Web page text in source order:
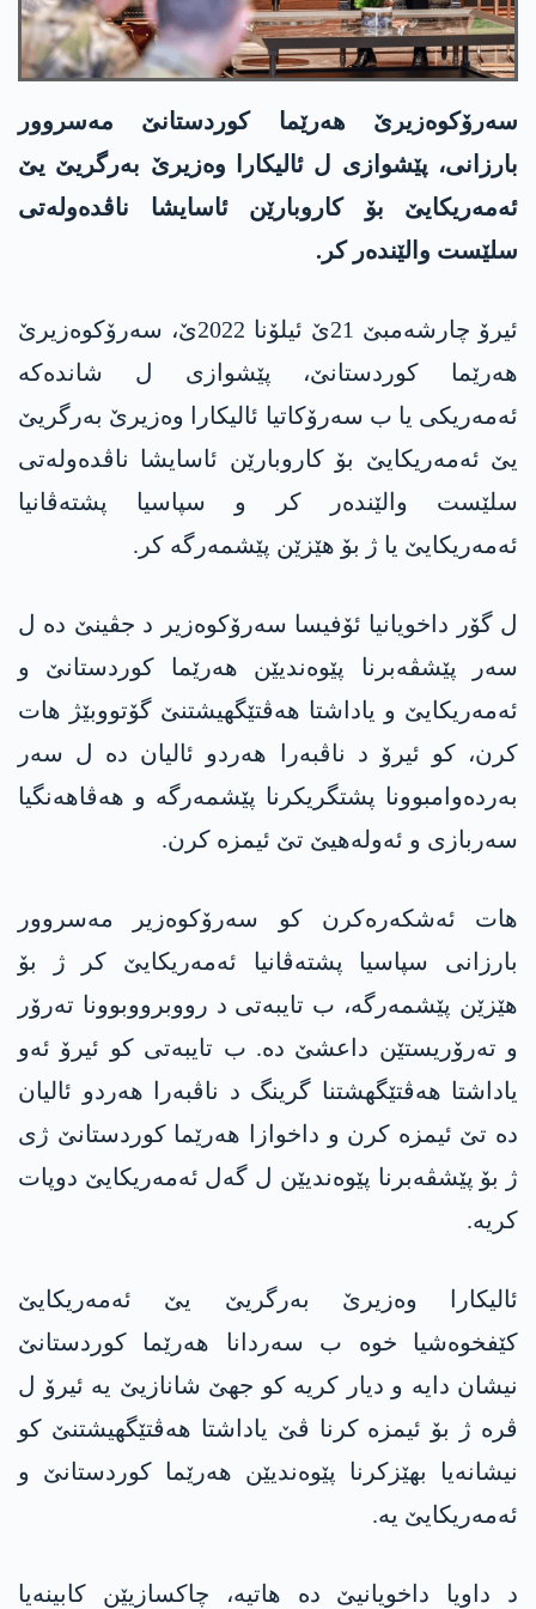
سەرۆکوەزیرێ هەرێما کوردستانێ مەسروور
بارزانی، پێشوازی ل ئالیکارا وەزیرێ به‌رگریێ یێ
ئه‌مەریکایێ بۆ کاروبارێن ئاسایشا ناڤدەولەتی
سلێست والێندەر کر.
ئیرۆ چارشەمبێ 21ێ ئیلۆنا 2022ێ، سەرۆکوەزیرێ
هەرێما کوردستانێ، پێشوازی ل شاندەکە
ئه‌مەریکی یا ب سەرۆکاتیا ئالیکارا وەزیرێ به‌رگریێ
یێ ئه‌مەریکایێ بۆ کاروبارێن ئاسایشا ناڤدەولەتی
سلێست والێندەر کر و سپاسیا پشتەڤانیا
ئه‌مەریکایێ یا ژ بۆ هێزێن پێشمەرگە کر.
ل گۆر داخویانیا ئۆفیسا سەرۆکوەزیر د جڤینێ دە ل
سەر پێشڤەبرنا پێوەندیێن هەرێما کوردستانێ و
ئه‌مەریکایێ و یاداشتا هەڤتێگهیشتنێ گۆتووبێژ هات
کرن، کو ئیرۆ د ناڤبەرا هەردو ئالیان دە ل سەر
بەردەوامبوونا پشتگریکرنا پێشمەرگە و هەڤاهەنگیا
سەربازی و ئەولەهیێ تێ ئیمزە کرن.
هات ئەشکەرەکرن کو سەرۆکوەزیر مەسروور
بارزانی سپاسیا پشتەڤانیا ئه‌مەریکایێ کر ژ بۆ
هێزێن پێشمەرگە، ب تایبەتی د رووبرووبوونا تەرۆر
و تەرۆریستێن داعشێ دە. ب تایبەتی کو ئیرۆ ئەو
یاداشتا هەڤتێگهشتنا گرینگ د ناڤبەرا هەردو ئالیان
دە تێ ئیمزە کرن و داخوازا هەرێما کوردستانێ ژی
ژ بۆ پێشڤەبرنا پێوەندیێن ل گەل ئه‌مەریکایێ دوپات
کریە.
ئالیکارا وەزیرێ به‌رگریێ یێ ئه‌مەریکایێ
کێفخوەشیا خوە ب سەردانا هەرێما کوردستانێ
نیشان دایە و دیار کریە کو جهێ شانازیێ یە ئیرۆ ل
ڤرە ژ بۆ ئیمزە کرنا ڤێ یاداشتا هەڤتێگهیشتنێ کو
نیشانەیا بهێزکرنا پێوەندیێن هەرێما کوردستانێ و
ئه‌مەریکایێ یە.
د داویا داخویانیێ دە هاتیە، چاکسازیێن کابینەیا